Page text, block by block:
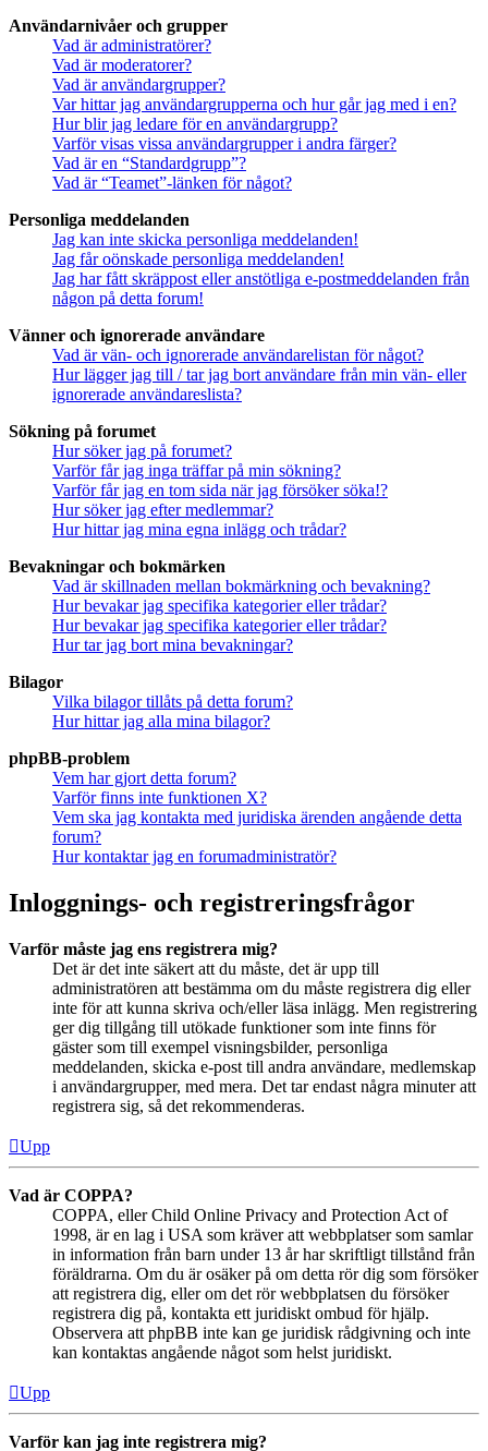
Användarnivåer och grupper
Vad är administratörer?
Vad är moderatorer?
Vad är användargrupper?
Var hittar jag användargrupperna och hur går jag med i en?
Hur blir jag ledare för en användargrupp?
Varför visas vissa användargrupper i andra färger?
Vad är en “Standardgrupp”?
Vad är “Teamet”-länken för något?
Personliga meddelanden
Jag kan inte skicka personliga meddelanden!
Jag får oönskade personliga meddelanden!
Jag har fått skräppost eller anstötliga e-postmeddelanden från
någon på detta forum!
Vänner och ignorerade användare
Vad är vän- och ignorerade användarelistan för något?
Hur lägger jag till / tar jag bort användare från min vän- eller
ignorerade användareslista?
Sökning på forumet
Hur söker jag på forumet?
Varför får jag inga träffar på min sökning?
Varför får jag en tom sida när jag försöker söka!?
Hur söker jag efter medlemmar?
Hur hittar jag mina egna inlägg och trådar?
Bevakningar och bokmärken
Vad är skillnaden mellan bokmärkning och bevakning?
Hur bevakar jag specifika kategorier eller trådar?
Hur bevakar jag specifika kategorier eller trådar?
Hur tar jag bort mina bevakningar?
Bilagor
Vilka bilagor tillåts på detta forum?
Hur hittar jag alla mina bilagor?
phpBB-problem
Vem har gjort detta forum?
Varför finns inte funktionen X?
Vem ska jag kontakta med juridiska ärenden angående detta
forum?
Hur kontaktar jag en forumadministratör?
Inloggnings- och registreringsfrågor
Varför måste jag ens registrera mig?
Det är det inte säkert att du måste, det är upp till
administratören att bestämma om du måste registrera dig eller
inte för att kunna skriva och/eller läsa inlägg. Men registrering
ger dig tillgång till utökade funktioner som inte finns för
gäster som till exempel visningsbilder, personliga
meddelanden, skicka e-post till andra användare, medlemskap
i användargrupper, med mera. Det tar endast några minuter att
registrera sig, så det rekommenderas.
Upp
Vad är COPPA?
COPPA, eller Child Online Privacy and Protection Act of
1998, är en lag i USA som kräver att webbplatser som samlar
in information från barn under 13 år har skriftligt tillstånd från
föräldrarna. Om du är osäker på om detta rör dig som försöker
att registrera dig, eller om det rör webbplatsen du försöker
registrera dig på, kontakta ett juridiskt ombud för hjälp.
Observera att phpBB inte kan ge juridisk rådgivning och inte
kan kontaktas angående något som helst juridiskt.
Upp
Varför kan jag inte registrera mig?